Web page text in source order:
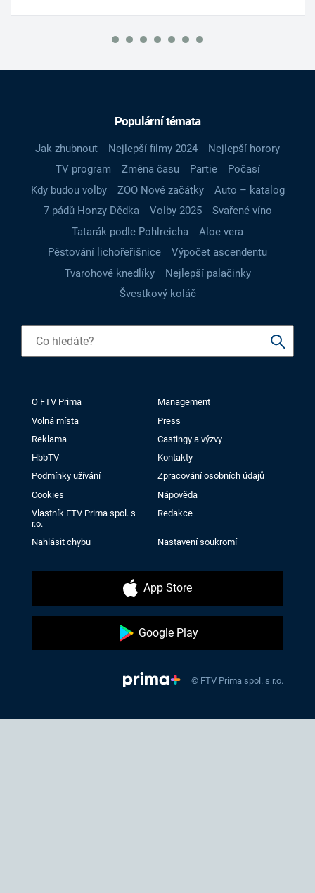
Populární témata
Jak zhubnout Nejlepší filmy 2024
Nejlepší horory
TV program
Změna času Partie
Počasí
Kdy budou volby
ZOO Nové začátky
Auto – katalog
7 pádů Honzy Dědka
Volby 2025
Svařené víno
Tatarák podle Pohlreicha
Aloe vera
Pěstování lichořeřišnice
Výpočet ascendentu
Tvarohové knedlíky
Nejlepší palačinky
Švestkový koláč
O FTV Prima
Management
Volná místa
Press
Reklama
Castingy a výzvy
HbbTV
Kontakty
Podmínky užívání
Zpracování osobních údajů
Cookies
Nápověda
Vlastník FTV Prima spol. s
r.o.
Redakce
Nahlásit chybu Nastavení soukromí
App Store
Google Play
© FTV Prima spol. s r.o.